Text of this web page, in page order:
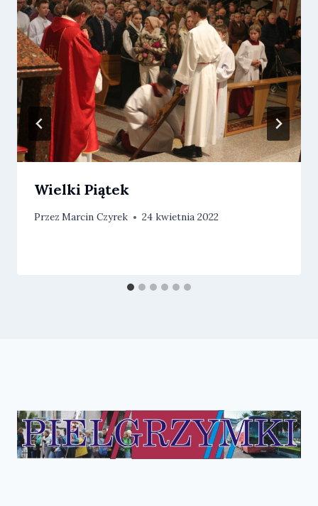
Wielki Piątek
Przez Marcin Czyrek 24 kwietnia 2022